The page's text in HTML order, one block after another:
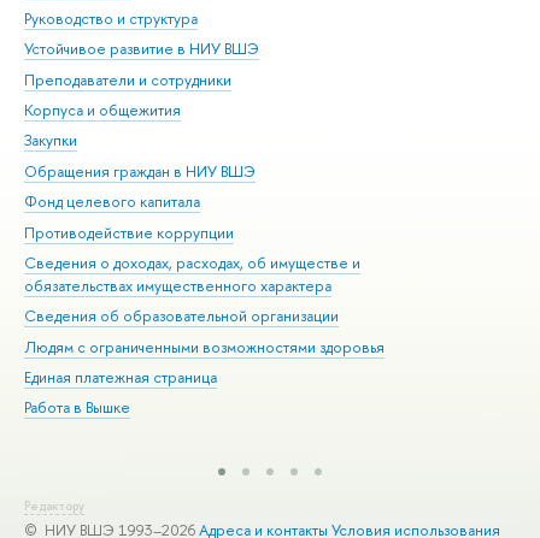
Руководство и структура
Устойчивое развитие в НИУ ВШЭ
Преподаватели и сотрудники
Корпуса и общежития
Закупки
Обращения граждан в НИУ ВШЭ
Фонд целевого капитала
Противодействие коррупции
Сведения о доходах, расходах, об имуществе и
обязательствах имущественного характера
Сведения об образовательной организации
Людям с ограниченными возможностями здоровья
Единая платежная страница
Работа в Вышке
Редактору
© НИУ ВШЭ 1993–2026Адреса и контакты Условия использования